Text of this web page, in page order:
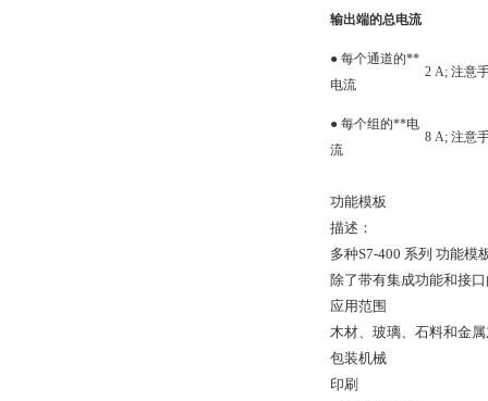
输出端的总电流
● 每个通道的**
电流
2 A; 注意
● 每个组的**电
流
8 A; 注意
功能模板
描述：
多种S7-400 系列 功能模
除了带有集成功能和接
应用范围
木材、玻璃、石料和金
包装机械
印刷